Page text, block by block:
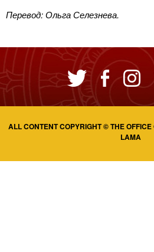
Перевод: Ольга Селезнева.
ALL CONTENT COPYRIGHT © THE
LAMA